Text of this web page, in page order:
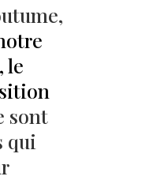
le
sont
qui